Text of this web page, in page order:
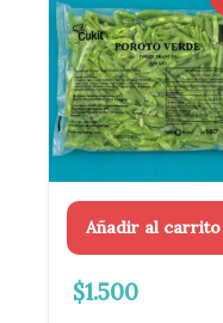
Añadir al carrito
precio
original
era:
$1.900.
$1.500
precio
actual
es:
$1.500.